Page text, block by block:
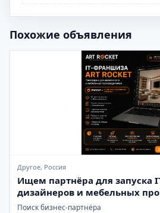
Похожие объявления
Другое, Россия
Ищем партнёра для запуска
дизайнеров и мебельных
России
Поиск бизнес-партнёра